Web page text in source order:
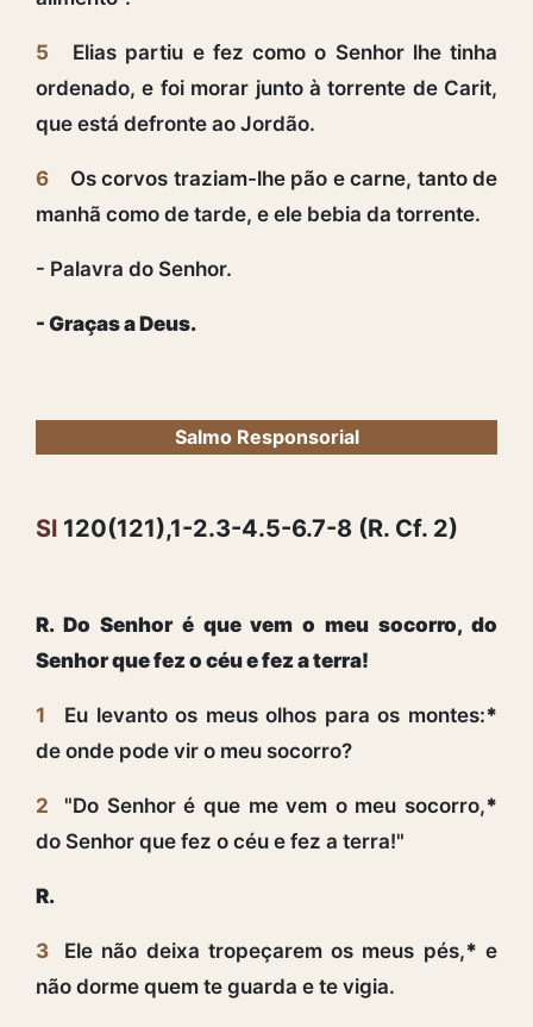
5
Elias partiu e fez como o Senhor lhe tinha
ordenado, e foi morar junto à torrente de Carit,
que está defronte ao Jordão.
6
Os corvos traziam-lhe pão e carne, tanto de
manhã como de tarde, e ele bebia da torrente.
- Palavra do Senhor.
- Graças a Deus.
Salmo Responsorial
Sl 120(121),1-2.3-4.5-6.7-8 (R. Cf. 2)
R. Do Senhor é que vem o meu socorro, do
Senhor que fez o céu e fez a terra!
1 Eu levanto os meus olhos para os montes:*
de onde pode vir o meu socorro?
2 "Do Senhor é que me vem o meu socorro,*
do Senhor que fez o céu e fez a terra!"
R.
3 Ele não deixa tropeçarem os meus pés,* e
não dorme quem te guarda e te vigia.